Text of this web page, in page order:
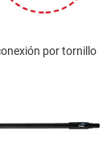
por tornillo